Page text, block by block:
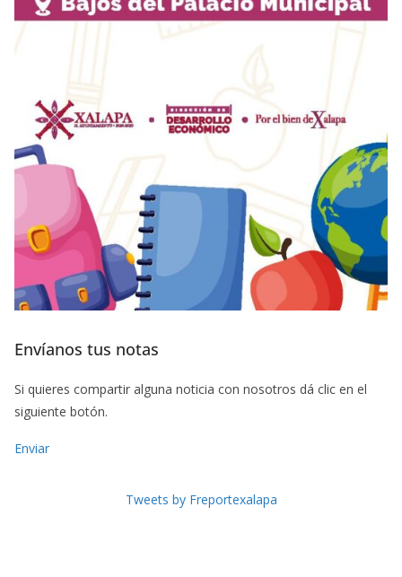
Envíanos tus notas
Si quieres compartir alguna noticia con nosotros dá clic en el
siguiente botón.
Enviar
Tweets by Freportexalapa